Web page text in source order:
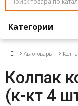
Категории
Автотовары
Колпак
(к-кт 4